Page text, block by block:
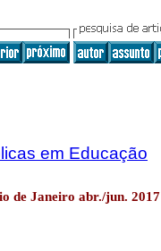
em Educação
de Janeiro abr./jun. 2017